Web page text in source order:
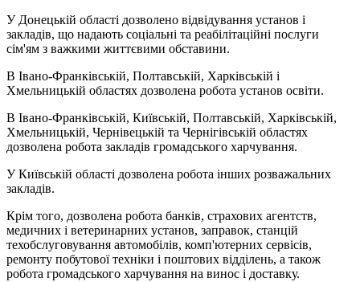
У Донецькій області дозволено відвідування установ і
закладів, що надають соціальні та реабілітаційні послуги
сім'ям з важкими життєвими обставини.
В Івано-Франківській, Полтавській, Харківській і
Хмельницькій областях дозволена робота установ освіти.
В Івано-Франківській, Київській, Полтавській, Харківській,
Хмельницькій, Чернівецькій та Чернігівській областях
дозволена робота закладів громадського харчування.
У Київській області дозволена робота інших розважальних
закладів.
Крім того, дозволена робота банків, страхових агентств,
медичних і ветеринарних установ, заправок, станцій
техобслуговування автомобілів, комп'ютерних сервісів,
ремонту побутової техніки і поштових відділень, а також
робота громадського харчування на винос і доставку.